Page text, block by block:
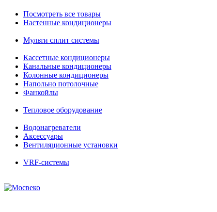
Посмотреть все товары
Настенные кондиционеры
Мульти сплит системы
Кассетные кондиционеры
Канальные кондиционеры
Колонные кондиционеры
Напольно потолочные
Фанкойлы
Тепловое оборудование
Водонагреватели
Аксессуары
Вентиляционные установки
VRF-системы